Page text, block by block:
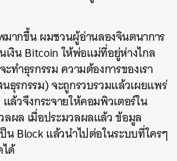
มากขึ้น ผมชวนผู้อ่านลองจินตนาการ
นเงิน Bitcoin ให้พ่อแม่ที่อยู่ห่างไกล
ะทำธุรกรรม ความต้องการของเรา
ธุรกรรม) จะถูกรวบรวมแล้วเผยแพร่
ล้วจึงกระจายให้คอมพิวเตอร์ใน
ผล เมื่อประมวลผลแล้ว ข้อมูล
น Block แล้วนำไปต่อในระบบที่ใครๆ
ด้